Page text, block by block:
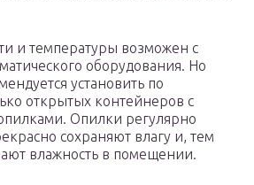
и температуры возможен с
оборудования. Но
установить по
открытых контейнеров с
Опилки регулярно
сохраняют влагу и, тем
влажность в помещении.